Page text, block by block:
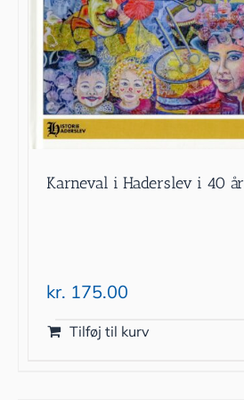
Karneval i Haderslev i 40 år
kr. 175.00
Tilføj til kurv